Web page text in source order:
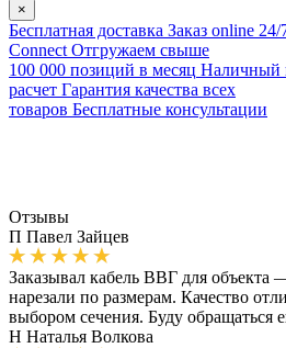
×
Бесплатная доставка Заказ online 24/
Connect Отгружаем свыше
100 000 позиций в месяц Наличный
расчет Гарантия качества всех
товаров Бесплатные консультации
Отзывы
П Павел Зайцев
Заказывал кабель ВВГ для объекта
нарезали по размерам. Качество
выбором сечения. Буду обращаться
Н Наталья Волкова